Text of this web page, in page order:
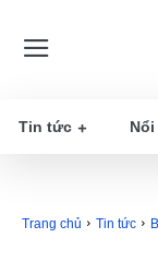
Tin tức
Trang chủ Tin tức